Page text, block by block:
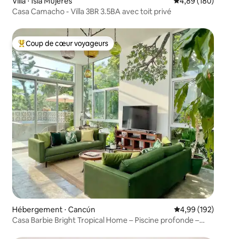
Casa Camacho - Villa 3BR 3.5BA avec toit privé
Coups de cœur voyageurs les plus appréciés
Coup de cœur voyageurs
Hébergement ⋅ Cancún Évaluation
4,99 (192)
Casa Barbie Bright Tropical Home – Piscine profonde –